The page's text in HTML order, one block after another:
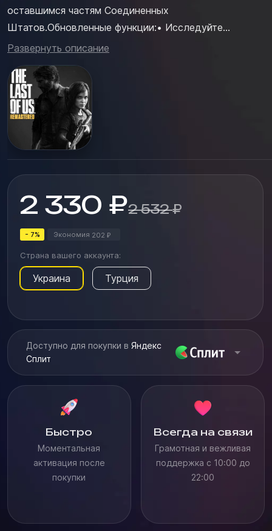
оставшимся частям Соединенных
Штатов.Обновленные функции:• Исследуйте
красивый, но разрушенный мир в формате высокой
Погрузитесь в прошлое Элли в одиночной прологе
Left Behind.• Сражайтесь за выживание в
Заброшенны...
Развернуть описание
2 330 ₽2 532 ₽
- 7% Экономия 202 ₽
Страна вашего аккаунта:
Украина Турция
Доступно для покупки в Яндекс
Сплит
Быстро
Моментальная
активация после
покупки
Всегда на связи
Грамотная и вежливая
поддержка с 10:00 до
22:00